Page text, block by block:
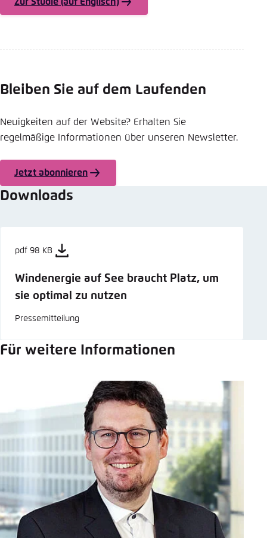
Bleiben Sie auf dem Laufenden
Neuigkeiten auf der Website? Erhalten Sie
regelmäßige Informationen über unseren Newsletter.
Jetzt abonnieren
Downloads
pdf 98 KB
Windenergie auf See braucht Platz, um
sie optimal zu nutzen
Pressemitteilung
Für weitere Informationen